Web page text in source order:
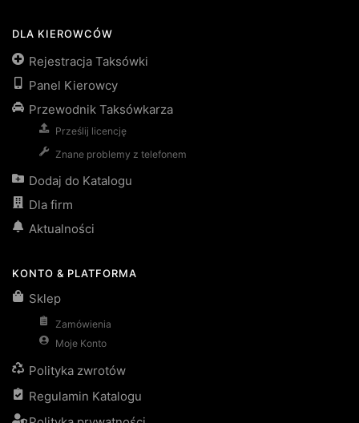
DLA KIEROWCÓW
Rejestracja Taksówki
Panel Kierowcy
Przewodnik Taksówkarza
Prześlij licencję
Znane problemy z telefonem
Dodaj do Katalogu
Dla firm
Aktualności
KONTO & PLATFORMA
Sklep
Zamówienia
Moje Konto
Polityka zwrotów
Regulamin Katalogu